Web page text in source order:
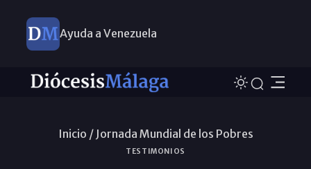
Ayuda a Venezuela
Inicio / Jornada Mundial de los Pobres
TESTIMONIOS